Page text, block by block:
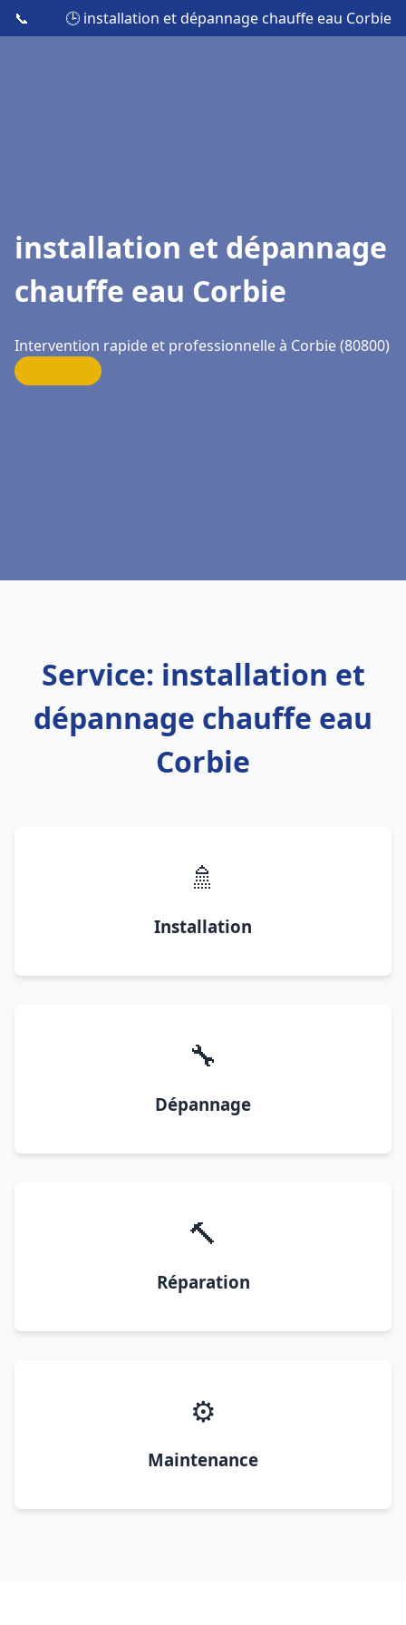
📞 🕒 installation et dépannage chauffe eau Corbie
installation et dépannage
chauffe eau Corbie
Intervention rapide et professionnelle à Corbie (80800)
Service: installation et
dépannage chauffe eau
Corbie
🚿
Installation
🔧
Dépannage
🔨
Réparation
⚙️
Maintenance